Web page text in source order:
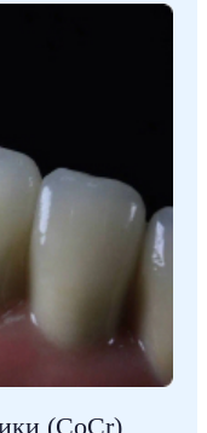
(CoCr)